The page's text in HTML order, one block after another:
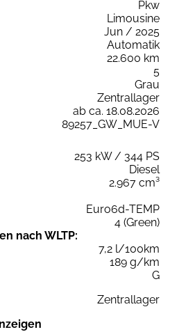
Pkw
Limousine
Jun / 2025
Automatik
22.600 km
5
Grau
Zentrallager
ab ca. 18.08.2026
89257_GW_MUE-V
253 kW / 344 PS
Diesel
2.967 cm³
Euro6d-TEMP
4 (Green)
nach WLTP:
7,2 l/100km
189 g/km
G
Zentrallager